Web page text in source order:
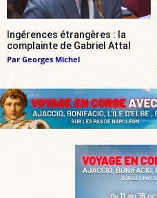
Ingérences étrangères : la
complainte de Gabriel Attal
Par Georges Michel